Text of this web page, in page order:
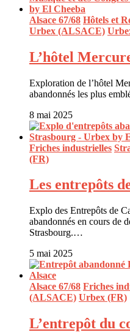
Alsace 67/68 Hôtels et
Urbex (ALSACE)
L’hôtel
Exploration de l’hôtel
abandonnés les plus
8 mai 2025
Friches industrielles
(FR)
Les entrepôts
Explo des Entrepôts de
abandonnés en cours de
Strasbourg.…
5 mai 2025
Alsace 67/68 Friches
(ALSACE) Urbex (FR)
L’entrepôt du